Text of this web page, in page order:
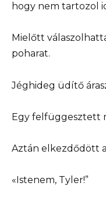
hogy nem tartozol
Mielőtt
poharat.
Jéghideg üdítő
Egy felfüggesztett
Aztán elkezdődött
«Istenem, Tyler!”